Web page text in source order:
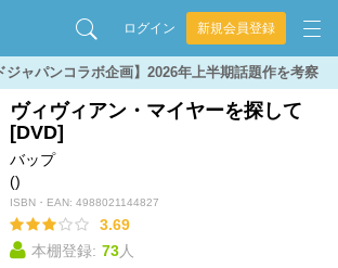
ログイン 新規会員登録
ジャパンコラボ企画】2026年上半期話題作を考察
ヴィヴィアン・マイヤーを探して
[DVD]
バップ
()
ISBN・EAN: 4988021144827
3.69
本棚登録: 73人